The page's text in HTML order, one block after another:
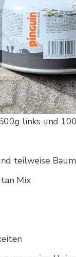
links und
teilweise
Mix